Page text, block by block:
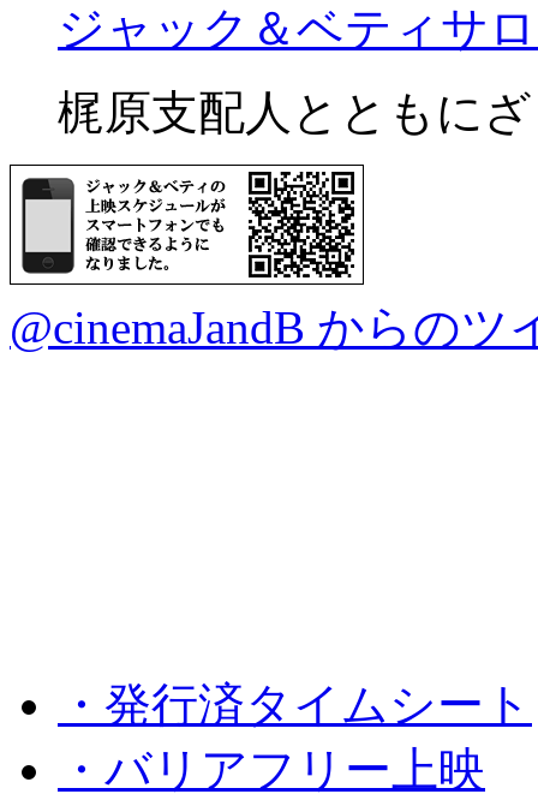
ジャック＆ベティサ
梶原支配人とともに
@cinemaJandB からのツ
・発行済タイムシート
・バリアフリー上映